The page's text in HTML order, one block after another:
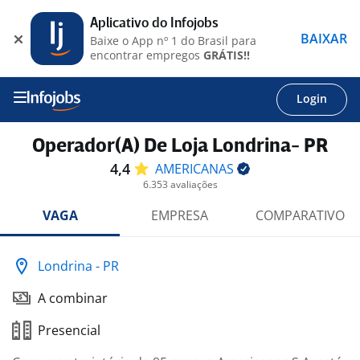
Login
Operador(A) De Loja Londrina- PR
4,4 AMERICANAS
6.353 avaliações
VAGA EMPRESA COMPARATIVO
Londrina - PR
A combinar
Presencial
Aplicativo do Infojobs
Baixe o App nº 1 do Brasil para
encontrar empregos GRÁTIS!!
BAIXAR